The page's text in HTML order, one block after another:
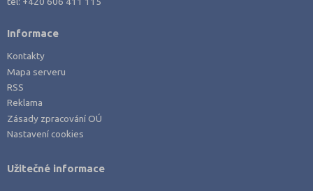
Kolín (77)
Kroměříž (96)
Kutná Hora (66)
Liberec (138)
Litoměřice (104)
Mělník (80)
Informace
Kontakty
Mapa serveru
RSS
Reklama
Zásady zpracování OÚ
Nastavení cookies
Užitečné informace